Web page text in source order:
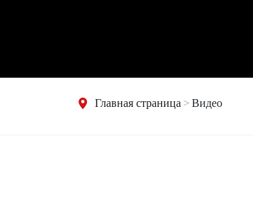
Главная страница Видео